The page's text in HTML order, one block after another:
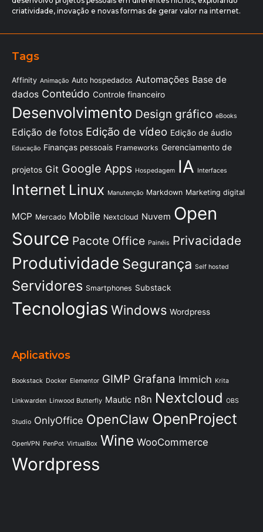
criatividade, inovação e novas formas de gerar valor na internet.
Tags
Affinity Animação Auto hospedados Automações Base de
dados Conteúdo Controle financeiro
Desenvolvimento Design gráfico eBooks
Edição de fotos Edição de vídeo Edição de áudio
Educação Finanças pessoais Frameworks Gerenciamento de
projetos Git Google Apps Hospedagem IA Interfaces
Internet Linux Manutenção Markdown Marketing digital
MCP Mercado Mobile Nextcloud Nuvem Open
Source Pacote Office Painéis Privacidade
Produtividade Segurança Self hosted
Servidores Smartphones Substack
Tecnologias Windows Wordpress
Aplicativos
Bookstack Docker Elementor GIMP Grafana Immich Krita
Linkwarden Linwood Butterfly Mautic n8n Nextcloud OBS
Studio OnlyOffice OpenClaw OpenProject
OpenVPN PenPot VirtualBox Wine WooCommerce
Wordpress